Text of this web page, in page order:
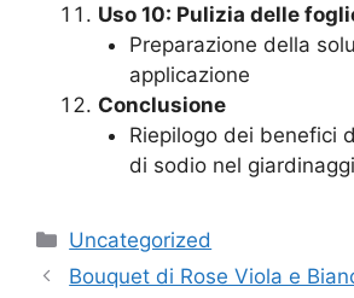
Uso 10: Pulizia delle
Preparazione della
applicazione
Conclusione
Riepilogo dei benefici
di sodio nel
Categories
Uncategorized
Bouquet di Rose Viola e